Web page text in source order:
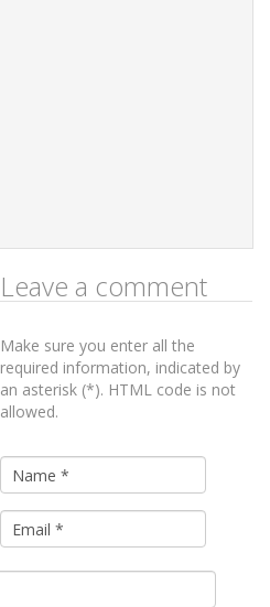
Leave a comment
Make sure you enter all the
required information, indicated by
an asterisk (*). HTML code is not
allowed.